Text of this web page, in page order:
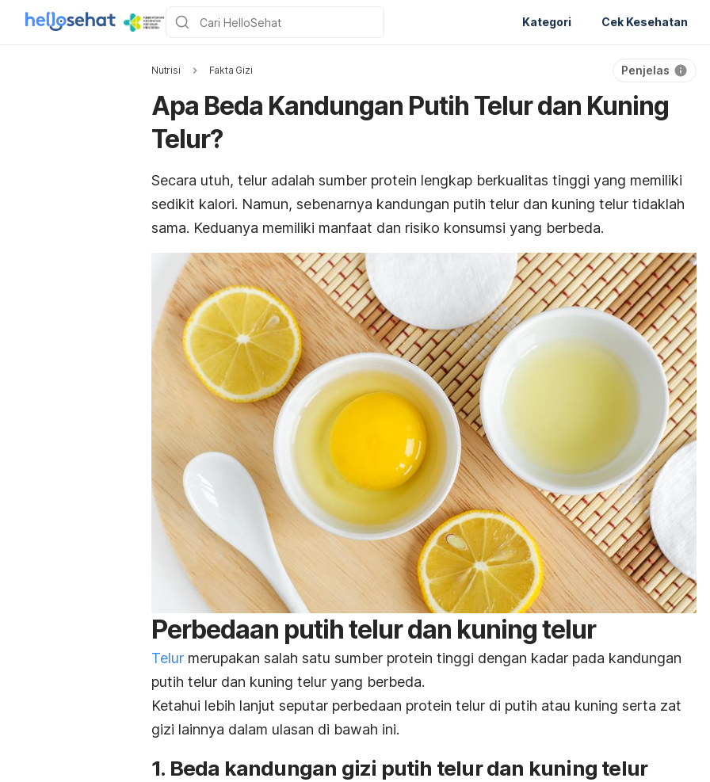
Kategori Cek Kesehatan
Nutrisi Fakta Gizi Penjelas
Apa Beda Kandungan Putih Telur dan Kuning
Telur?
Secara utuh, telur adalah sumber protein lengkap berkualitas tinggi yang memiliki
sedikit kalori. Namun, sebenarnya kandungan putih telur dan kuning telur tidaklah
sama. Keduanya memiliki manfaat dan risiko konsumsi yang berbeda.
Perbedaan putih telur dan kuning telur
Telur merupakan salah satu sumber protein tinggi dengan kadar pada kandungan
putih telur dan kuning telur yang berbeda.
Ketahui lebih lanjut seputar perbedaan protein telur di putih atau kuning serta zat
gizi lainnya dalam ulasan di bawah ini.
1. Beda kandungan gizi putih telur dan kuning telur